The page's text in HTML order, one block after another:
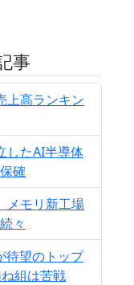
事
上高ランキン
したAI半導体
確
メモリ新工場
々
待望のトップ
組は苦戦